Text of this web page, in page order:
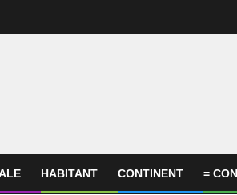
HABITANT CONTINENT =